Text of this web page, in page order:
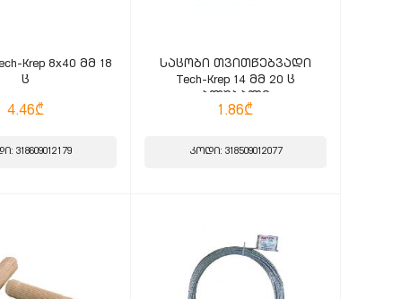
Krep 8x40 მმ 18
ც
4.46₾
318609012179
საცობი თვითწებვადი
Tech-Krep 14 მმ 20 ც
1.86₾
კოდი: 318509012077